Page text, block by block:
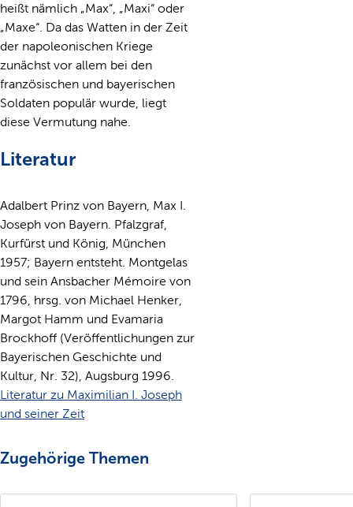
heißt nämlich „Max“, „Maxi“ oder
„Maxe“. Da das Watten in der Zeit
der napoleonischen Kriege
zunächst vor allem bei den
französischen und bayerischen
Soldaten populär wurde, liegt
diese Vermutung nahe.
Literatur
Adalbert Prinz von Bayern, Max I.
Joseph von Bayern. Pfalzgraf,
Kurfürst und König, München
1957; Bayern entsteht. Montgelas
und sein Ansbacher Mémoire von
1796, hrsg. von Michael Henker,
Margot Hamm und Evamaria
Brockhoff (Veröffentlichungen zur
Bayerischen Geschichte und
Kultur, Nr. 32), Augsburg 1996.
Literatur zu Maximilian I. Joseph
und seiner Zeit
Zugehörige Themen